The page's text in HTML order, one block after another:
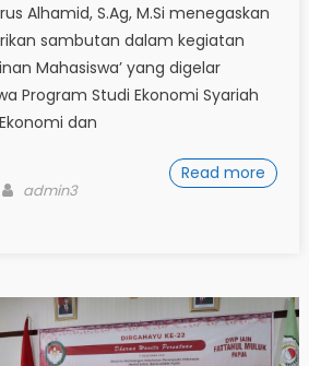
Alhamid, S.Ag, M.Si menegaskan
sambutan dalam kegiatan
Mahasiswa’ yang digelar
Program Studi Ekonomi Syariah
dan
Read more
Author
admin3